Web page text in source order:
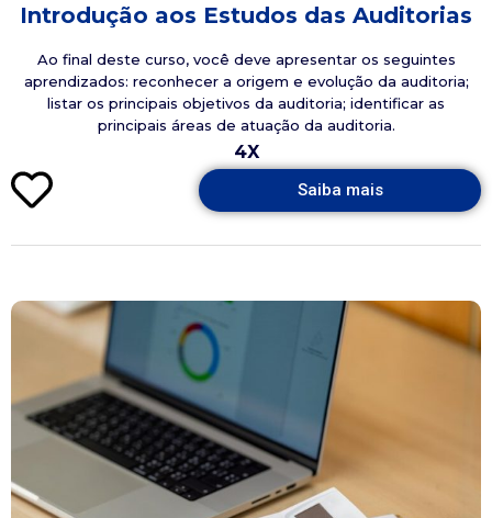
Introdução aos Estudos das Auditorias
Ao final deste curso, você deve apresentar os seguintes
aprendizados: reconhecer a origem e evolução da auditoria;
listar os principais objetivos da auditoria; identificar as
principais áreas de atuação da auditoria.
4X
Saiba mais